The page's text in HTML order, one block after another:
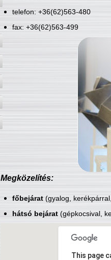
telefon: +36(62)563-480
fax: +36(62)563-499
Megközelítés:
főbejárat(gyalog,
hátsó bejárat(gépkocsival,
This page